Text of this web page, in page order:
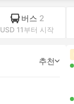
버스 2
USD 11부터 시작
추천